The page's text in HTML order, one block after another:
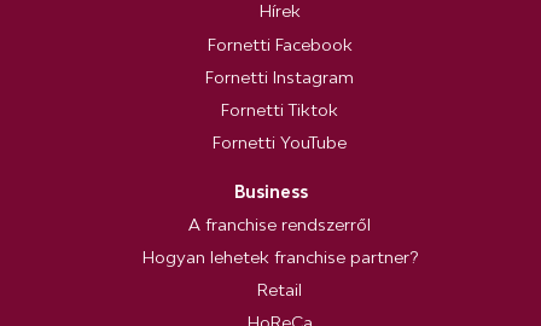
Hírek
Fornetti Facebook
Fornetti Instagram
Fornetti Tiktok
Fornetti YouTube
Business
A franchise rendszerről
Hogyan lehetek franchise partner?
Retail